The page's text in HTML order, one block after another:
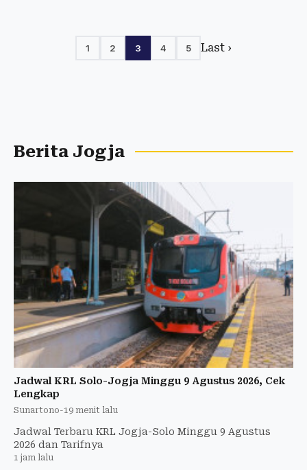
1 2 3 4 5 Last ›
Berita Jogja
Jadwal KRL Solo-Jogja Minggu 9 Agustus 2026, Cek
Lengkap
Sunartono-19 menit lalu
Jadwal Terbaru KRL Jogja-Solo Minggu 9 Agustus
2026 dan Tarifnya
1 jam lalu